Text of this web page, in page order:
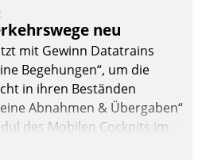
neu
mit Gewinn Datatrains
Begehungen“, um die
in ihren Beständen
Abnahmen & Übergaben“
des Mobilen Cockpits im